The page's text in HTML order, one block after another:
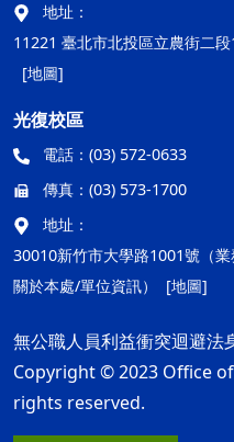
地址：
11221 臺北市北投區立農街二
[地圖]
光復校區
電話： (03) 572-0633
傳真： (03) 573-1700
地址：
30010新竹市大學路1001號（
關於本處/單位資訊）
[地圖]
無公職人員利益衝突迴避法
Copyright © 2023 Office
rights reserved.